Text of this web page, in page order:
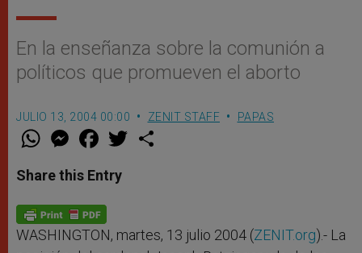
En la enseñanza sobre la comunión a
políticos que promueven el aborto
JULIO 13, 2004 00:00 ZENIT STAFF PAPAS
W
t
s
p
p
M
e
s
e
g
e
r
F
a
e
b
o
k
w
Share this Entry
WASHINGTON, martes, 13 julio 2004 (ZENIT.org).- La